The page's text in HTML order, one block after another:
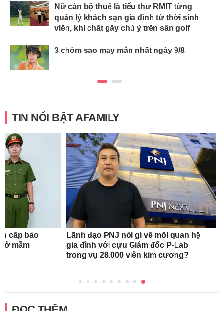
Nữ cán bộ thuế là tiểu thư RMIT từng
quản lý khách sạn gia đình từ thời sinh
viên, khí chất gây chú ý trên sân golf
3 chòm sao may mắn nhất ngày 9/8
TIN NỔI BẬT AFAMILY
cấp bảo
mầm
Lãnh đạo PNJ nói gì về mối quan hệ
gia đình với cựu Giám đốc P-Lab
trong vụ 28.000 viên kim cương?